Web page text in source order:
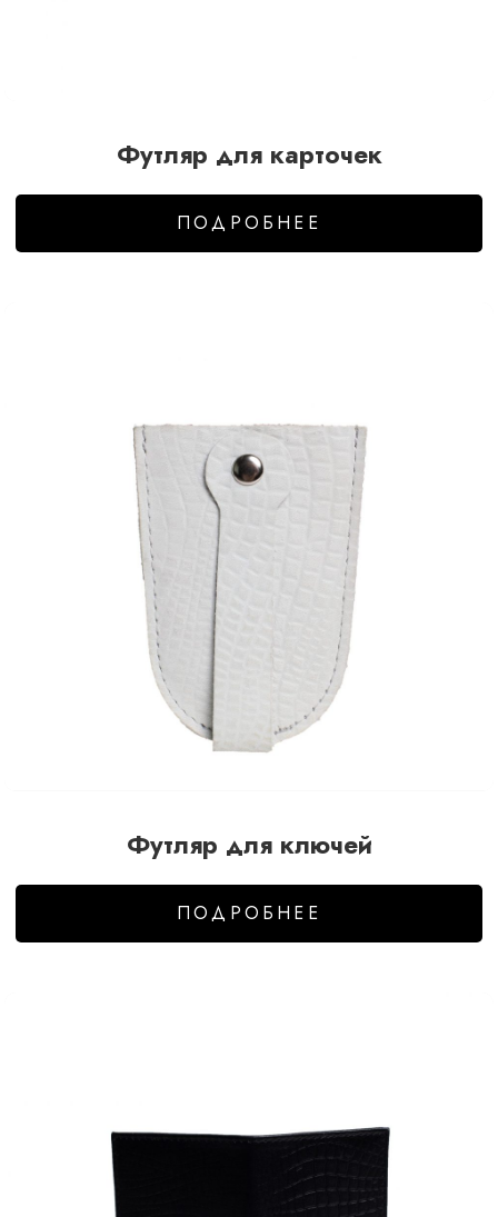
Футляр для карточек
ПОДРОБНЕЕ
Футляр для ключей
ПОДРОБНЕЕ